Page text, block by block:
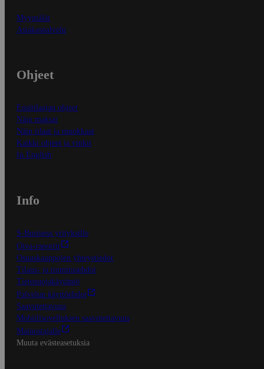
Myymälät
Asiakaspalvelu
Ohjeet
Ensitilaajan ohjeet
Näin maksat
Näin tilaat ja muokkaat
Kaikki ohjeet ja vinkit
In English
Info
S-Business yrityksille
Oiva-raportit
Osuuskauppojen yhteystiedot
Tilaus- ja toimitusehdot
Tietosuojakäytäntö
Palvelun käyttöehdot
Saavutettavuus
Mobiilisovelluksen saavutettavuus
Mainostajalle
Muuta evästeasetuksia